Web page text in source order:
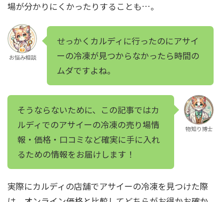
場が分かりにくかったりすることも…。
お悩み相談
せっかくカルディに行ったのにアサイ
ーの冷凍が見つからなかったら時間の
ムダですよね。
そうならないために、この記事ではカ
ルディでのアサイーの冷凍の売り場情
報・価格・口コミなど確実に手に入れ
るための情報をお届けします！
物知り博士
実際にカルディの店舗でアサイーの冷凍を見つけた際